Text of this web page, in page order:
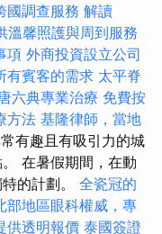
國調查服務 解讀
溫馨照護與周到服務
項 外商投資設立公司
有賓客的需求 太平脊
六典專業治療 免費按
方法 基隆律師，當地
有趣且有吸引力的城
在暑假期間，在動
的計劃。 全瓷冠的
部地區眼科權威，專
供透明報價 泰國簽證